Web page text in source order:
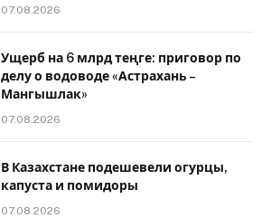
07.08.2026
Ущерб на 6 млрд теңге: приговор по
делу о водоводе «Астрахань –
Мангышлак»
07.08.2026
В Казахстане подешевели огурцы,
капуста и помидоры
07.08.2026